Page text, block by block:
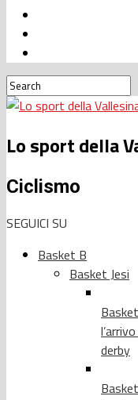
Lo sport della
Ciclismo
SEGUICI SU
Basket B
Basket Jesi
derby